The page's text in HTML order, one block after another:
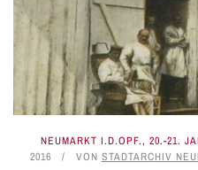
NEUMARKT I.D.OPF., 20.-21.
2016
VON STADTARCHIV